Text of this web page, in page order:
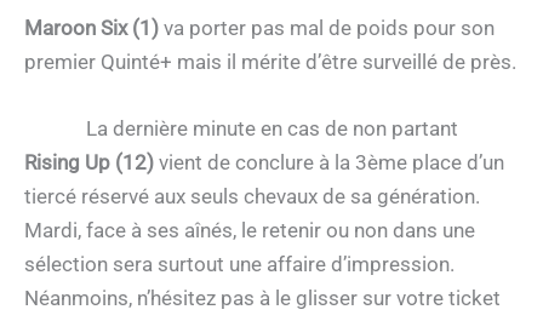
Maroon Six (1) va porter pas mal de poids pour son
premier Quinté+ mais il mérite d’être surveillé de près.
La dernière minute en cas de non partant
Rising Up (12) vient de conclure à la 3ème place d’un
tiercé réservé aux seuls chevaux de sa génération.
Mardi, face à ses aînés, le retenir ou non dans une
sélection sera surtout une affaire d’impression.
Néanmoins, n’hésitez pas à le glisser sur votre ticket